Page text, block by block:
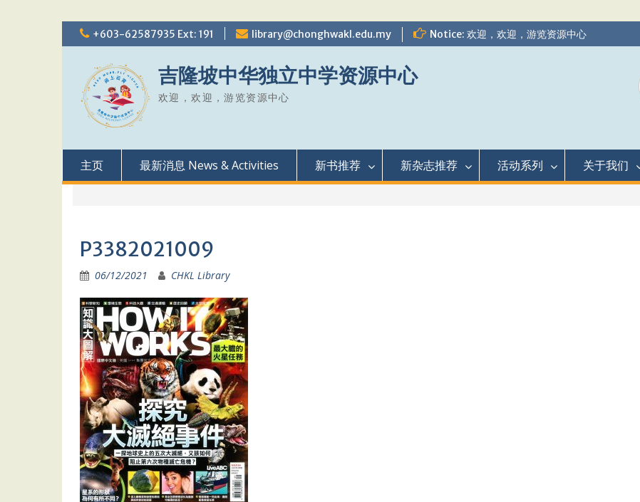
Skip
to
+603-62587935 Ext: 191 library@chonghwakl.edu.my Notice: 欢迎，欢迎，游览资源中心
吉隆坡中华独立中学资源中心
欢迎，欢迎，游览资源中心
主页 最新消息 News & Activities 新书推荐 新杂志推荐 活动系列 关于我们
P3382021009
06/12/2021 CHKL Library